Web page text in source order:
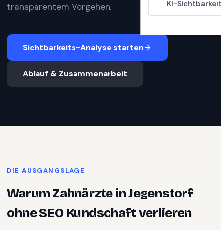
KI-
transparentem Vorgehen.
Sichtbarkeits-Analyse starten
Ablauf & Zusammenarbeit
DIE AUSGANGSLAGE
WarumZahnärzteinJegenstorf
ohne SEO Kundschaft verlieren